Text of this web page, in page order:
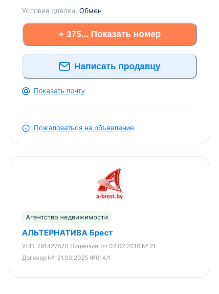
Условия сделки: Обмен
+ 375... Показать номер
Написать продавцу
Показать почту
Пожаловаться на объявление
Агентство недвижимости
АЛЬТЕРНАТИВА Брест
УНП: 291427570 Лицензия: от 02.02.2016 № 21
Договор №: 21.03.2025 №614/1